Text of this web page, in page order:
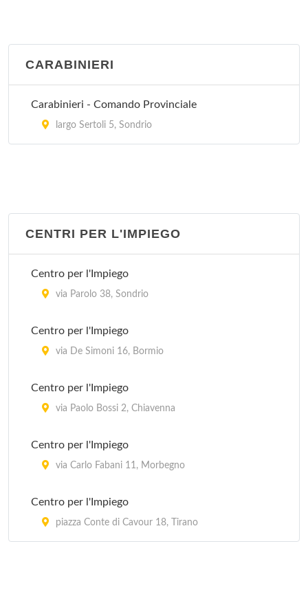
CARABINIERI
Carabinieri - Comando Provinciale
largo Sertoli 5, Sondrio
CENTRI PER L'IMPIEGO
Centro per l'Impiego
via Parolo 38, Sondrio
Centro per l'Impiego
via De Simoni 16, Bormio
Centro per l'Impiego
via Paolo Bossi 2, Chiavenna
Centro per l'Impiego
via Carlo Fabani 11, Morbegno
Centro per l'Impiego
piazza Conte di Cavour 18, Tirano